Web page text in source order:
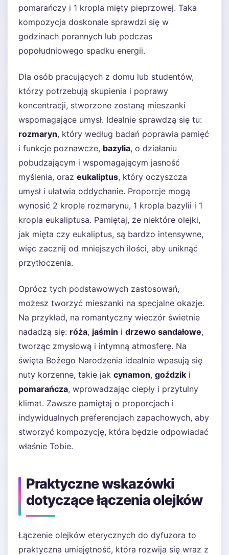
pomarańczy i 1 kropla mięty pieprzowej. Taka
kompozycja doskonale sprawdzi się w
godzinach porannych lub podczas
popołudniowego spadku energii.
Dla osób pracujących z domu lub studentów,
którzy potrzebują skupienia i poprawy
koncentracji, stworzone zostaną mieszanki
wspomagające umysł. Idealnie sprawdzą się tu:
rozmaryn, który według badań poprawia pamięć
i funkcje poznawcze, bazylia, o działaniu
pobudzającym i wspomagającym jasność
myślenia, oraz eukaliptus, który oczyszcza
umysł i ułatwia oddychanie. Proporcje mogą
wynosić 2 krople rozmarynu, 1 kropla bazylii i 1
kropla eukaliptusa. Pamiętaj, że niektóre olejki,
jak mięta czy eukaliptus, są bardzo intensywne,
więc zacznij od mniejszych ilości, aby uniknąć
przytłoczenia.
Oprócz tych podstawowych zastosowań,
możesz tworzyć mieszanki na specjalne okazje.
Na przykład, na romantyczny wieczór świetnie
nadadzą się: róża, jaśmin i drzewo sandałowe,
tworząc zmysłową i intymną atmosferę. Na
święta Bożego Narodzenia idealnie wpasują się
nuty korzenne, takie jak cynamon, goździk i
pomarańcza, wprowadzając ciepły i przytulny
klimat. Zawsze pamiętaj o proporcjach i
indywidualnych preferencjach zapachowych, aby
stworzyć kompozycję, która będzie odpowiadać
właśnie Tobie.
Praktyczne wskazówki
dotyczące łączenia olejków
Łączenie olejków eterycznych do dyfuzora to
praktyczna umiejętność, która rozwija się wraz z